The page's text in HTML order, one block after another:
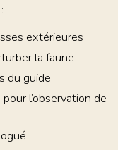
extérieures
la faune
du guide
l’observation de